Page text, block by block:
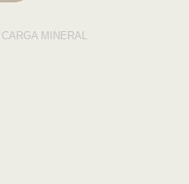
CARGA MINERAL